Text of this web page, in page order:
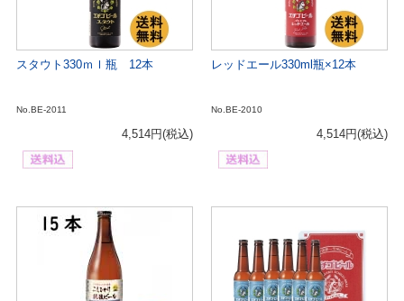
スタウト330ｍｌ瓶 12本
No.BE-2011
4,514円(税込)
レッドエール330ml瓶×12本
No.BE-2010
4,514円(税込)